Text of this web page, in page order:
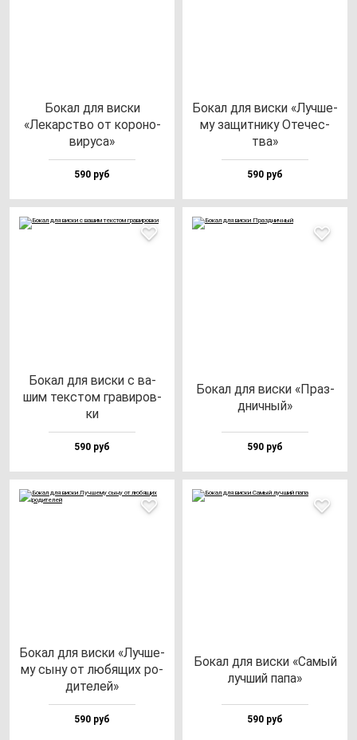
Бокал для вис­ки
«Лекарс­тво от ко­ро­но­
ви­ру­са»
590 руб
Бокал для вис­ки «Луч­ше­
му за­щит­ни­ку Оте­чес­
тва»
590 руб
Бокал для вис­ки с ва­
шим тек­стом гра­ви­ров­
ки
590 руб
Бокал для вис­ки «Праз­
днич­ный»
590 руб
Бокал для вис­ки «Луч­ше­
му сы­ну от лю­бя­щих ро­
ди­те­лей»
590 руб
Бокал для вис­ки «Самый
луч­ший па­па»
590 руб